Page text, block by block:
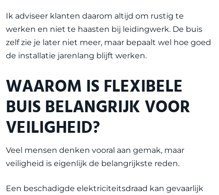
Ik adviseer klanten daarom altijd om rustig te
werken en niet te haasten bij leidingwerk. De buis
zelf zie je later niet meer, maar bepaalt wel hoe goed
de installatie jarenlang blijft werken.
WAAROM IS FLEXIBELE
BUIS BELANGRIJK VOOR
VEILIGHEID?
Veel mensen denken vooral aan gemak, maar
veiligheid is eigenlijk de belangrijkste reden.
Een beschadigde elektriciteitsdraad kan gevaarlijk